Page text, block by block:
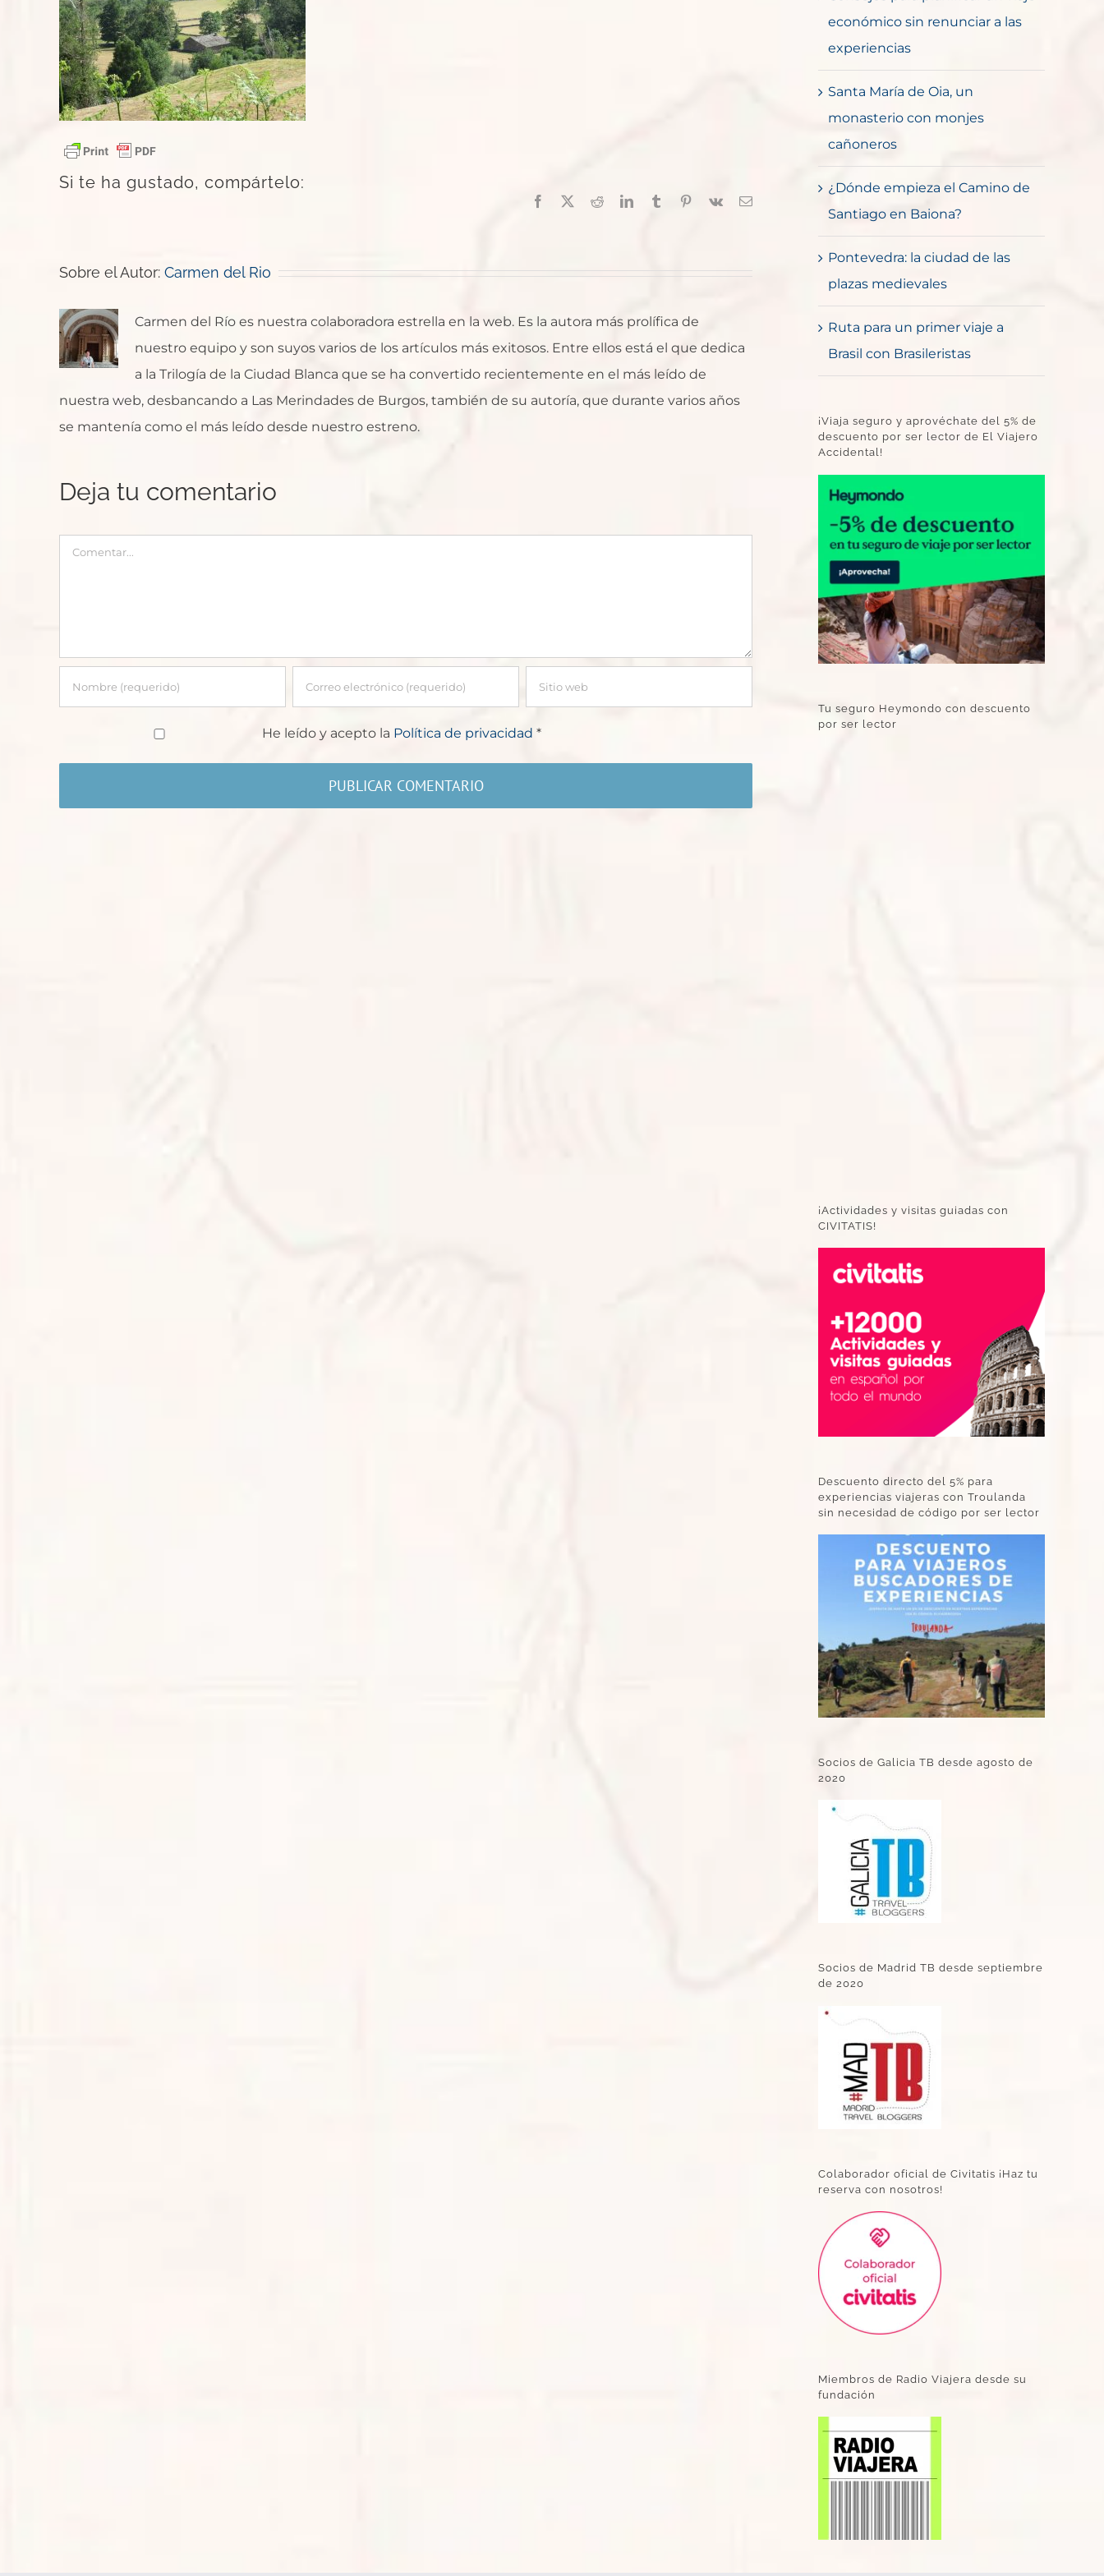
Si te ha gustado, compártelo:
Facebook RedditLinkedInTumblr Pinterest
Vk
Correo
Sobre el Autor: Carmen del Rio
Carmen del Río es nuestra colaboradora estrella en la web. Es la autora más prolífica de
nuestro equipo y son suyos varios de los artículos más exitosos. Entre ellos está el que dedica
a la Trilogía de la Ciudad Blanca que se ha convertido recientemente en el más leído de
nuestra web, desbancando a Las Merindades de Burgos, también de su autoría, que durante varios años
se mantenía como el más leído desde nuestro estreno.
Deja tu comentario
Comentar
He leído y acepto la Política de privacidad*
económico sin renunciar a las
experiencias
Santa María de Oia, un
monasterio con monjes
cañoneros
¿Dónde empieza el Camino de
Santiago en Baiona?
Pontevedra: la ciudad de las
plazas medievales
Ruta para un primer viaje a
Brasil con Brasileristas
¡Viaja seguro y aprovéchate del 5% de
descuento por ser lector de El Viajero
Accidental!
Tu seguro Heymondo con descuento
por ser lector
¡Actividades y visitas guiadas con
CIVITATIS!
Descuento directo del 5% para
experiencias viajeras con Troulanda
sin necesidad de código por ser lector
Socios de Galicia TB desde agosto de
2020
Socios de Madrid TB desde septiembre
de 2020
Colaborador oficial de Civitatis ¡Haz tu
reserva con nosotros!
Miembros de Radio Viajera desde su
fundación